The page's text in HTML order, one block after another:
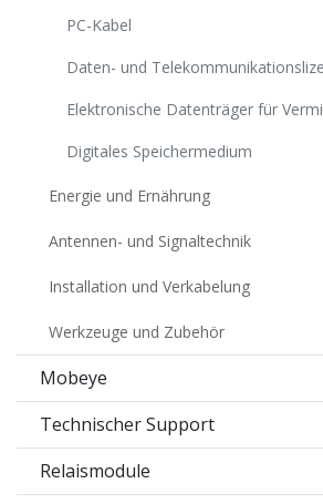
PC-Kabel
Digitales Speichermedium
Energie und Ernährung
Antennen- und Signaltechnik
Installation und Verkabelung
Werkzeuge und Zubehör
Mobeye
Technischer Support
Relaismodule